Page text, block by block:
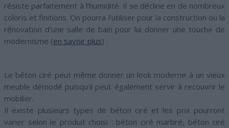
résiste parfaitement à l’humidité. Il se décline en de nombreux
coloris et finitions. On pourra l’utiliser pour la construction ou la
rénovation d’une salle de bain pour lui donner une touche de
modernisme (en savoir plus) .
Le béton ciré peut même donner un look moderne à un vieux
meuble démodé puisqu’il peut également servir à recouvrir le
mobilier.
Il existe plusieurs types de béton ciré et les prix pourront
varier selon le produit choisi : béton ciré marbré, béton ciré